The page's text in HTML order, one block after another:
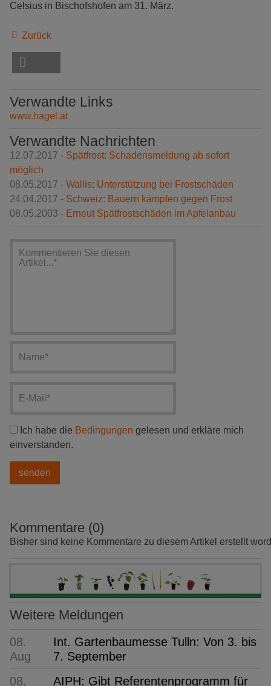
Celsius in Bischofshofen am 31. März.
Zurück
Verwandte Links
www.hagel.at
Verwandte Nachrichten
12.07.2017 - Spätfrost: Schadensmeldung ab sofort
möglich
08.05.2017 - Wallis: Unterstützung bei Frostschäden
24.04.2017 - Schweiz: Bauern kämpfen gegen Frost
08.05.2003 - Erneut Spätfrostschäden im Apfelanbau
Ich habe die Bedingungen gelesen und erkläre mich
einverstanden.
Kommentare (0)
Bisher sind keine Kommentare zu diesem Artikel erstellt
Weitere Meldungen
08.
Aug
Int. Gartenbaumesse Tulln: Von 3. bis
7. September
08.
AIPH: Gibt Referentenprogramm für